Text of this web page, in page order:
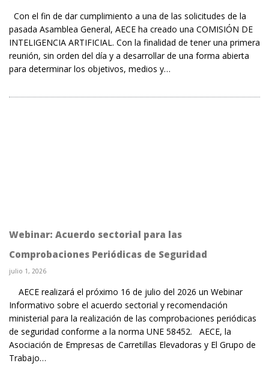
Con el fin de dar cumplimiento a una de las solicitudes de la
pasada Asamblea General, AECE ha creado una COMISIÓN DE
INTELIGENCIA ARTIFICIAL. Con la finalidad de tener una primera
reunión, sin orden del día y a desarrollar de una forma abierta
para determinar los objetivos, medios y…
Webinar: Acuerdo sectorial para las
Comprobaciones Periódicas de Seguridad
julio 1, 2026
AECE realizará el próximo 16 de julio del 2026 un Webinar
Informativo sobre el acuerdo sectorial y recomendación
ministerial para la realización de las comprobaciones periódicas
de seguridad conforme a la norma UNE 58452. AECE, la
Asociación de Empresas de Carretillas Elevadoras y El Grupo de
Trabajo…